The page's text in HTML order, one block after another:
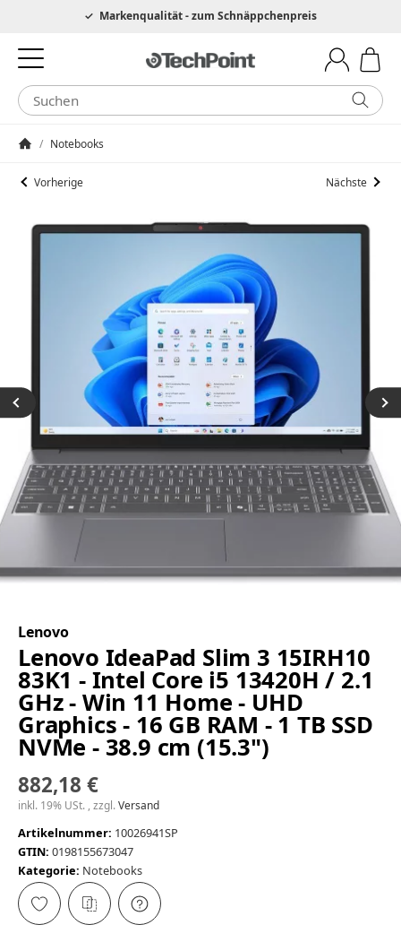
Hotline 0049 6205 3079975Markenqualität - zum Schnäppchenpreis
/ Notebooks
Vorherige Nächste
Lenovo
Lenovo IdeaPad Slim 3 15IRH10
83K1 - Intel Core i5 13420H / 2.1
GHz - Win 11 Home - UHD
Graphics - 16 GB RAM - 1 TB SSD
NVMe - 38.9 cm (15.3")
882,18 €
inkl. 19% USt. , zzgl.Versand
Artikelnummer: 10026941SP
GTIN: 0198155673047
Kategorie: Notebooks